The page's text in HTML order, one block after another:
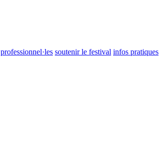
professionnel·les soutenir le festival infos pratiques